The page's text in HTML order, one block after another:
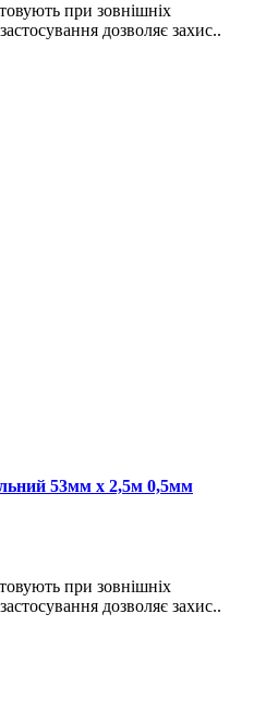
при зовнішніх
дозволяє захис..
53мм х 2,5м 0,5мм
при зовнішніх
дозволяє захис..